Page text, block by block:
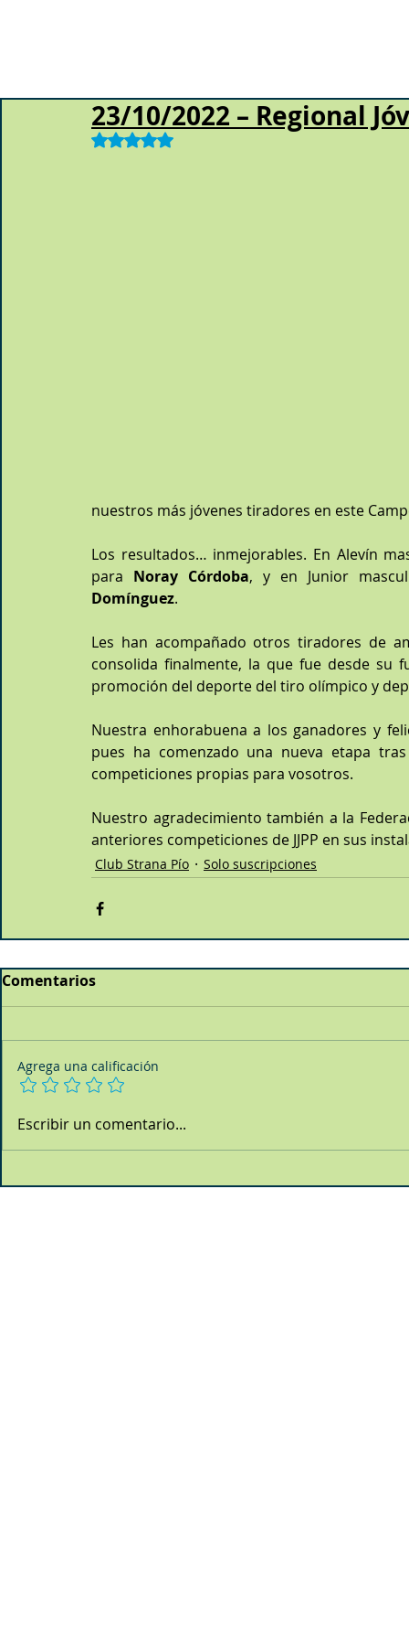
23/10/2022 – Regional
Obtuvo NaN de 5 estrellas.
nuestros más jóvenes tiradores en este
Los resultados… inmejorables. En Alevín
para Noray Córdoba, y en Junior
Domínguez.
Les han acompañado otros tiradores de
consolida finalmente, la que fue desde su
promoción del deporte del tiro olímpico y
Nuestra enhorabuena a los ganadores y
pues ha comenzado una nueva etapa
competiciones propias para vosotros.
Nuestro agradecimiento también a la
anteriores competiciones de JJPP en sus
Club Strana Pío Solo suscripciones
Comentarios
Agrega una calificación
Escribir un comentario...